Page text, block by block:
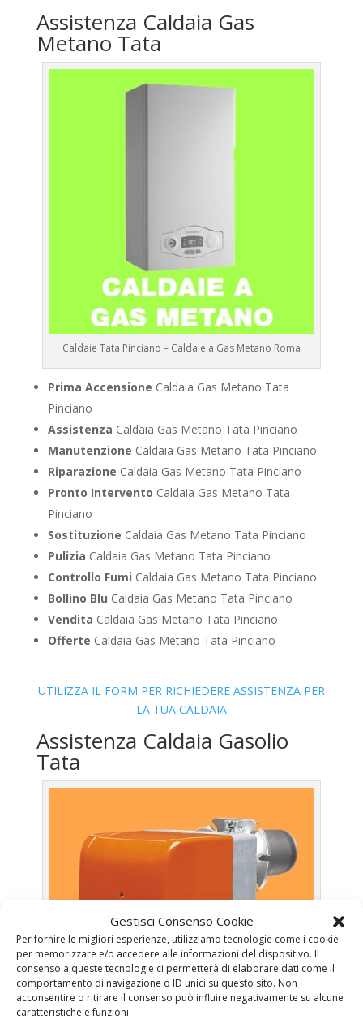
Gestisci Consenso Cookie
Per fornire le migliori esperienze, utilizziamo tecnologie come i cookie
per memorizzare e/o accedere alle informazioni del dispositivo. Il
consenso a queste tecnologie ci permetterà di elaborare dati come il
comportamento di navigazione o ID unici su questo sito. Non
acconsentire o ritirare il consenso può influire negativamente su alcune
caratteristiche e funzioni.
Assistenza Caldaia Gas
Metano Tata
Caldaie Tata Pinciano – Caldaie a Gas Metano Roma
Prima Accensione Caldaia Gas Metano Tata
Pinciano
Assistenza Caldaia Gas Metano Tata Pinciano
Manutenzione Caldaia Gas Metano Tata Pinciano
Riparazione Caldaia Gas Metano Tata Pinciano
Pronto Intervento Caldaia Gas Metano Tata
Pinciano
Sostituzione Caldaia Gas Metano Tata Pinciano
Pulizia Caldaia Gas Metano Tata Pinciano
Controllo Fumi Caldaia Gas Metano Tata Pinciano
Bollino Blu Caldaia Gas Metano Tata Pinciano
Vendita Caldaia Gas Metano Tata Pinciano
Offerte Caldaia Gas Metano Tata Pinciano
UTILIZZA IL FORM PER RICHIEDERE ASSISTENZA PER
LA TUA CALDAIA
Assistenza Caldaia Gasolio
Tata